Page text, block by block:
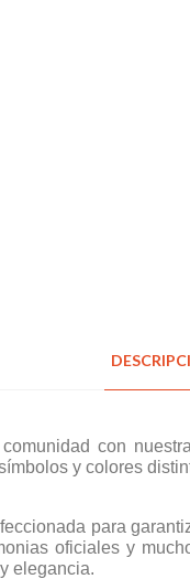
con
y colores
para
oficiales y
elegancia.